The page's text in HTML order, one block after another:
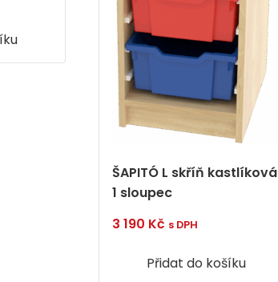
ŠAPITÓ L skříň kastlíková
1 sloupec
3 190 Kč s DPH
Přidat do košíku